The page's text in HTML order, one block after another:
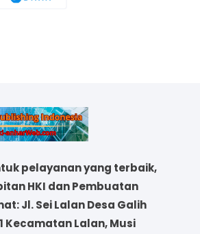
pelayanan yang terbaik,
HKI dan Pembuatan
Jl. Sei Lalan Desa Galih
Kecamatan Lalan, Musi